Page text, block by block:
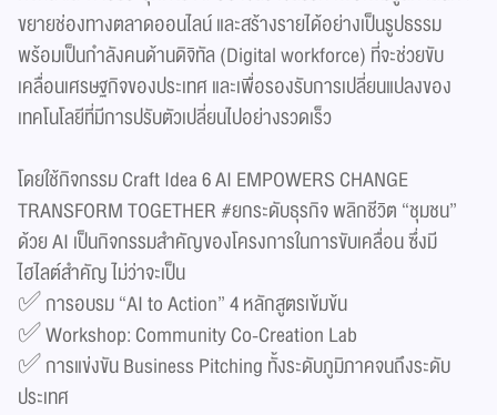
ขยายช่องทางตลาดออนไลน์ และสร้างรายได้อย่างเป็นรูปธรรม
พร้อมเป็นกำลังคนด้านดิจิทัล (Digital workforce) ที่จะช่วยขับ
เคลื่อนเศรษฐกิจของประเทศ และเพื่อรองรับการเปลี่ยนแปลงของ
เทคโนโลยีที่มีการปรับตัวเปลี่ยนไปอย่างรวดเร็ว
โดยใช้กิจกรรม Craft Idea 6 AI EMPOWERS CHANGE
TRANSFORM TOGETHER #ยกระดับธุรกิจ พลิกชีวิต “ชุมชน”
ด้วย AI เป็นกิจกรรมสำคัญของโครงการในการขับเคลื่อน ซึ่งมี
ไฮไลต์สำคัญ ไม่ว่าจะเป็น
✅ การอบรม “AI to Action” 4 หลักสูตรเข้มข้น
✅ Workshop: Community Co-Creation Lab
✅ การแข่งขัน Business Pitching ทั้งระดับภูมิภาคจนถึงระดับ
ประเทศ